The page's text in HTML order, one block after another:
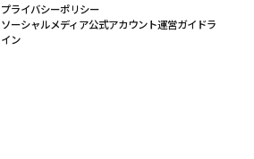
プライバシーポリシー
ソーシャルメディア公式アカウント運営ガイドラ
イン